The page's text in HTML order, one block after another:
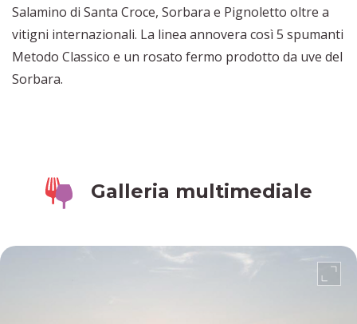
Salamino di Santa Croce, Sorbara e Pignoletto oltre a
vitigni internazionali. La linea annovera così 5 spumanti
Metodo Classico e un rosato fermo prodotto da uve del
Sorbara.
Galleria multimediale